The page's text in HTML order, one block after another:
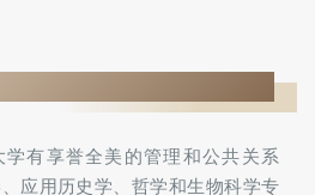
学有享誉全美的管理和公共关系